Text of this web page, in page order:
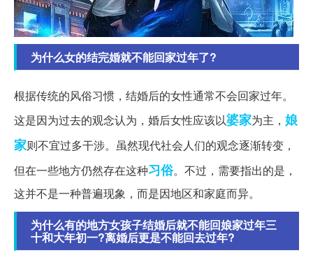
为什么女的结完婚就不能回家过年了?
根据传统的风俗习惯，结婚后的女性通常不会回家过年。
这是因为过去的观念认为，婚后女性应该以婆家为主， 娘
家则不宜过多干涉。虽然现代社会人们的观念逐渐转变，
但在一些地方仍然存在这种习俗。不过，需要指出的是，
这并不是一种普遍现象，而是因地区和家庭而异。
为什么有的地方女孩子结婚后就不能回娘家过年三
十和大年初一?离婚后更是不能回去过年?